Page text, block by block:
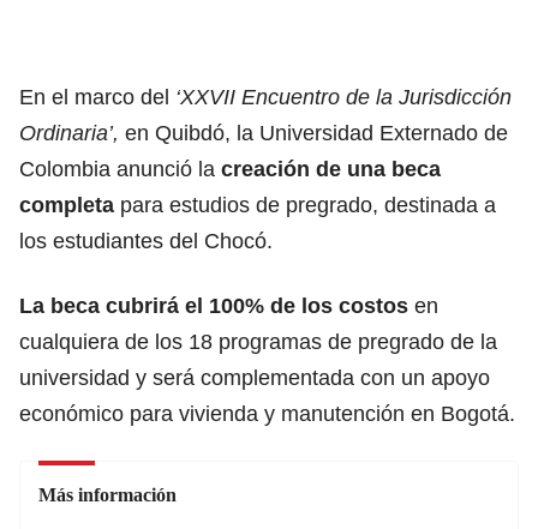
En el marco del ‘XXVII Encuentro de la Jurisdicción
Ordinaria’, en Quibdó, la Universidad Externado de
Colombia anunció la creación de una beca
completa para estudios de pregrado, destinada a
los estudiantes del Chocó.
La beca cubrirá el 100% de los costos en
cualquiera de los 18 programas de pregrado de la
universidad y será complementada con un apoyo
económico para vivienda y manutención en Bogotá.
Más información